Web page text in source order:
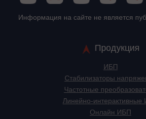
Информация на сайте не является
Продукция
ИБП
Стабилизаторы
Частотные
Линейно-интерактивные
Онлайн ИБП